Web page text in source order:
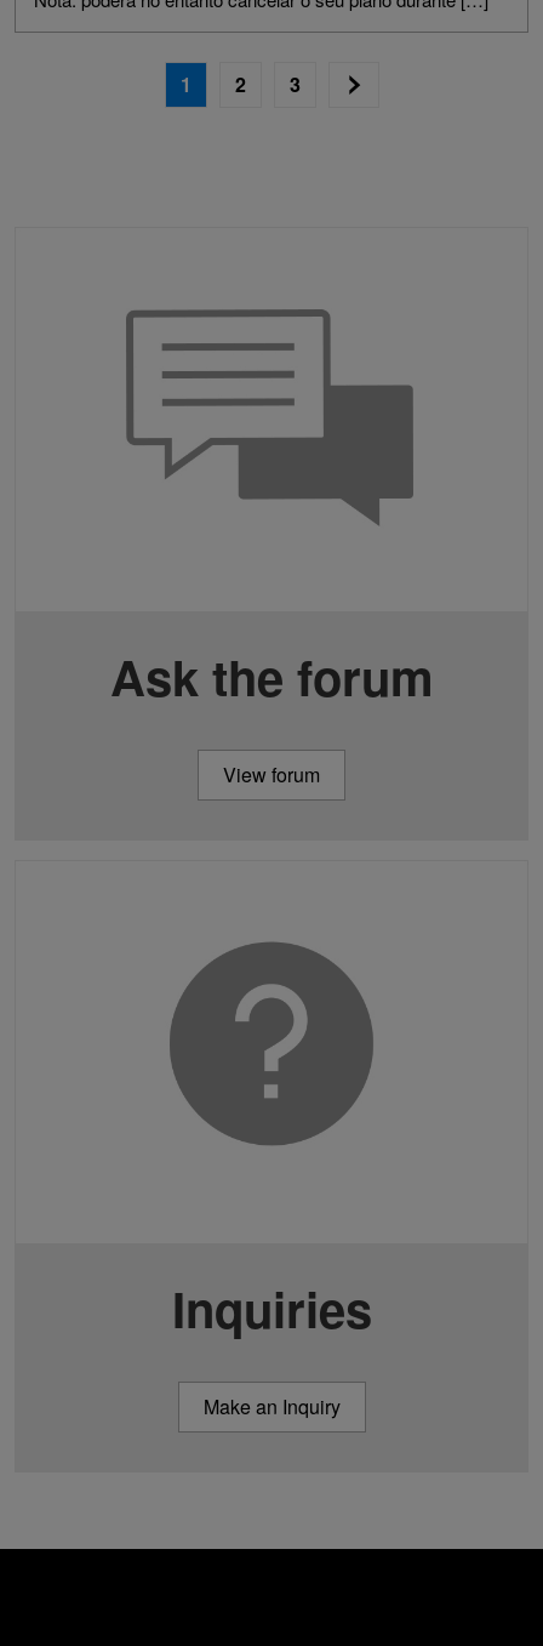
1 2 3
Ask the forum
View forum
Inquiries
Make an Inquiry